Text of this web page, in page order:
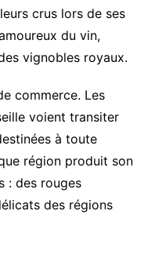
crus lors de ses
du vin,
vignobles royaux.
commerce. Les
voient transiter
à toute
région produit son
: des rouges
des régions